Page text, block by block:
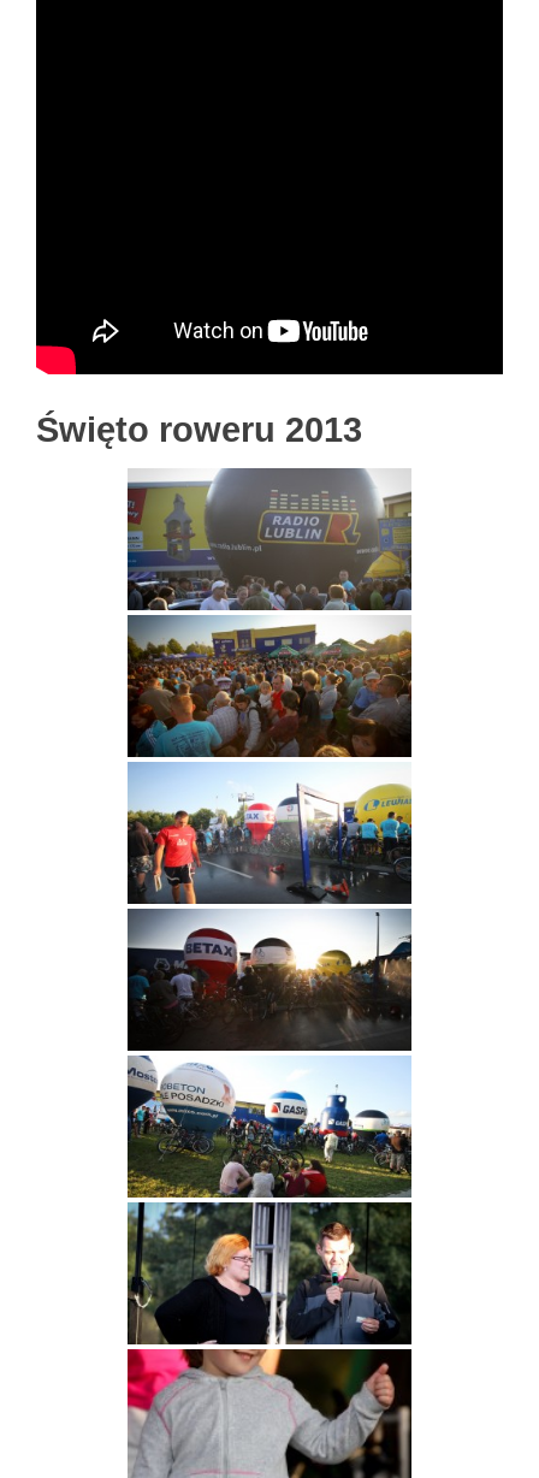
Święto roweru 2013